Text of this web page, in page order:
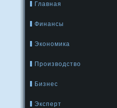
Главная
Финансы
Экономика
Производство
Бизнес
Эксперт